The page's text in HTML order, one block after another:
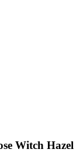
Witch Hazel